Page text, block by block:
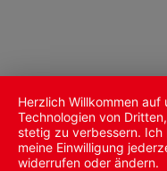
Herzlich Willkommen auf
Technologien von
stetig zu verbessern.
meine Einwilligung
widerrufen oder ändern.